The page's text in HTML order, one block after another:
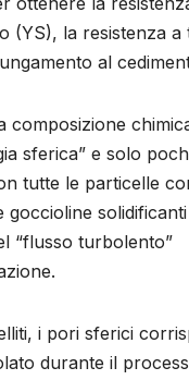
(YS), la resistenza a
al
composizione
sferica” ​​e solo
tutte le particelle
goccioline
“flusso turbolento”
i pori sferici
durante il